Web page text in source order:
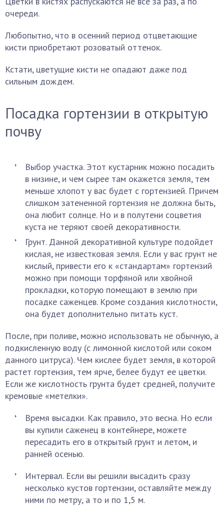
очереди.
Любопытно, что в осенний период отцветающие
кисти приобретают розоватый оттенок.
Кстати, цветущие кисти не опадают даже под
сильным дождем.
Посадка гортензии в открытую
почву
Выбор участка. Этот кустарник можно посадить
в низине, и чем сырее там окажется земля, тем
меньше хлопот у вас будет с гортензией. Причем
слишком затененной гортензия не должна быть,
она любит солнце. Но и в полутени соцветия
куста не теряют своей декоративности.
Грунт. Данной декоративной культуре подойдет
кислая, не известковая земля. Если у вас грунт не
кислый, привести его к «стандартам» гортензий
можно при помощи торфяной или хвойной
прокладки, которую помещают в землю при
посадке саженцев. Кроме создания кислотности,
она будет дополнительно питать куст.
После, при поливе, можно использовать не обычную, а
подкисленную воду (с лимонной кислотой или соком
данного цитруса). Чем кислее будет земля, в которой
растет гортензия, тем ярче, белее будут ее цветки.
Если же кислотность грунта будет средней, получите
кремовые «метелки».
Время высадки. Как правило, это весна. Но если
вы купили саженец в контейнере, можете
пересадить его в открытый грунт и летом, и
ранней осенью.
Интервал. Если вы решили высадить сразу
несколько кустов гортензии, оставляйте между
ними по метру, а то и по 1,5 м.